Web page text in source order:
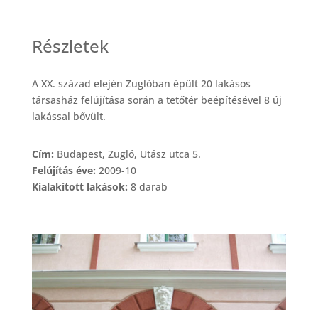
Részletek
A XX. század elején Zuglóban épült 20 lakásos
társasház felújítása során a tetőtér beépítésével 8 új
lakással bővült.
Cím: Budapest, Zugló, Utász utca 5.
Felújítás éve: 2009-10
Kialakított lakások: 8 darab